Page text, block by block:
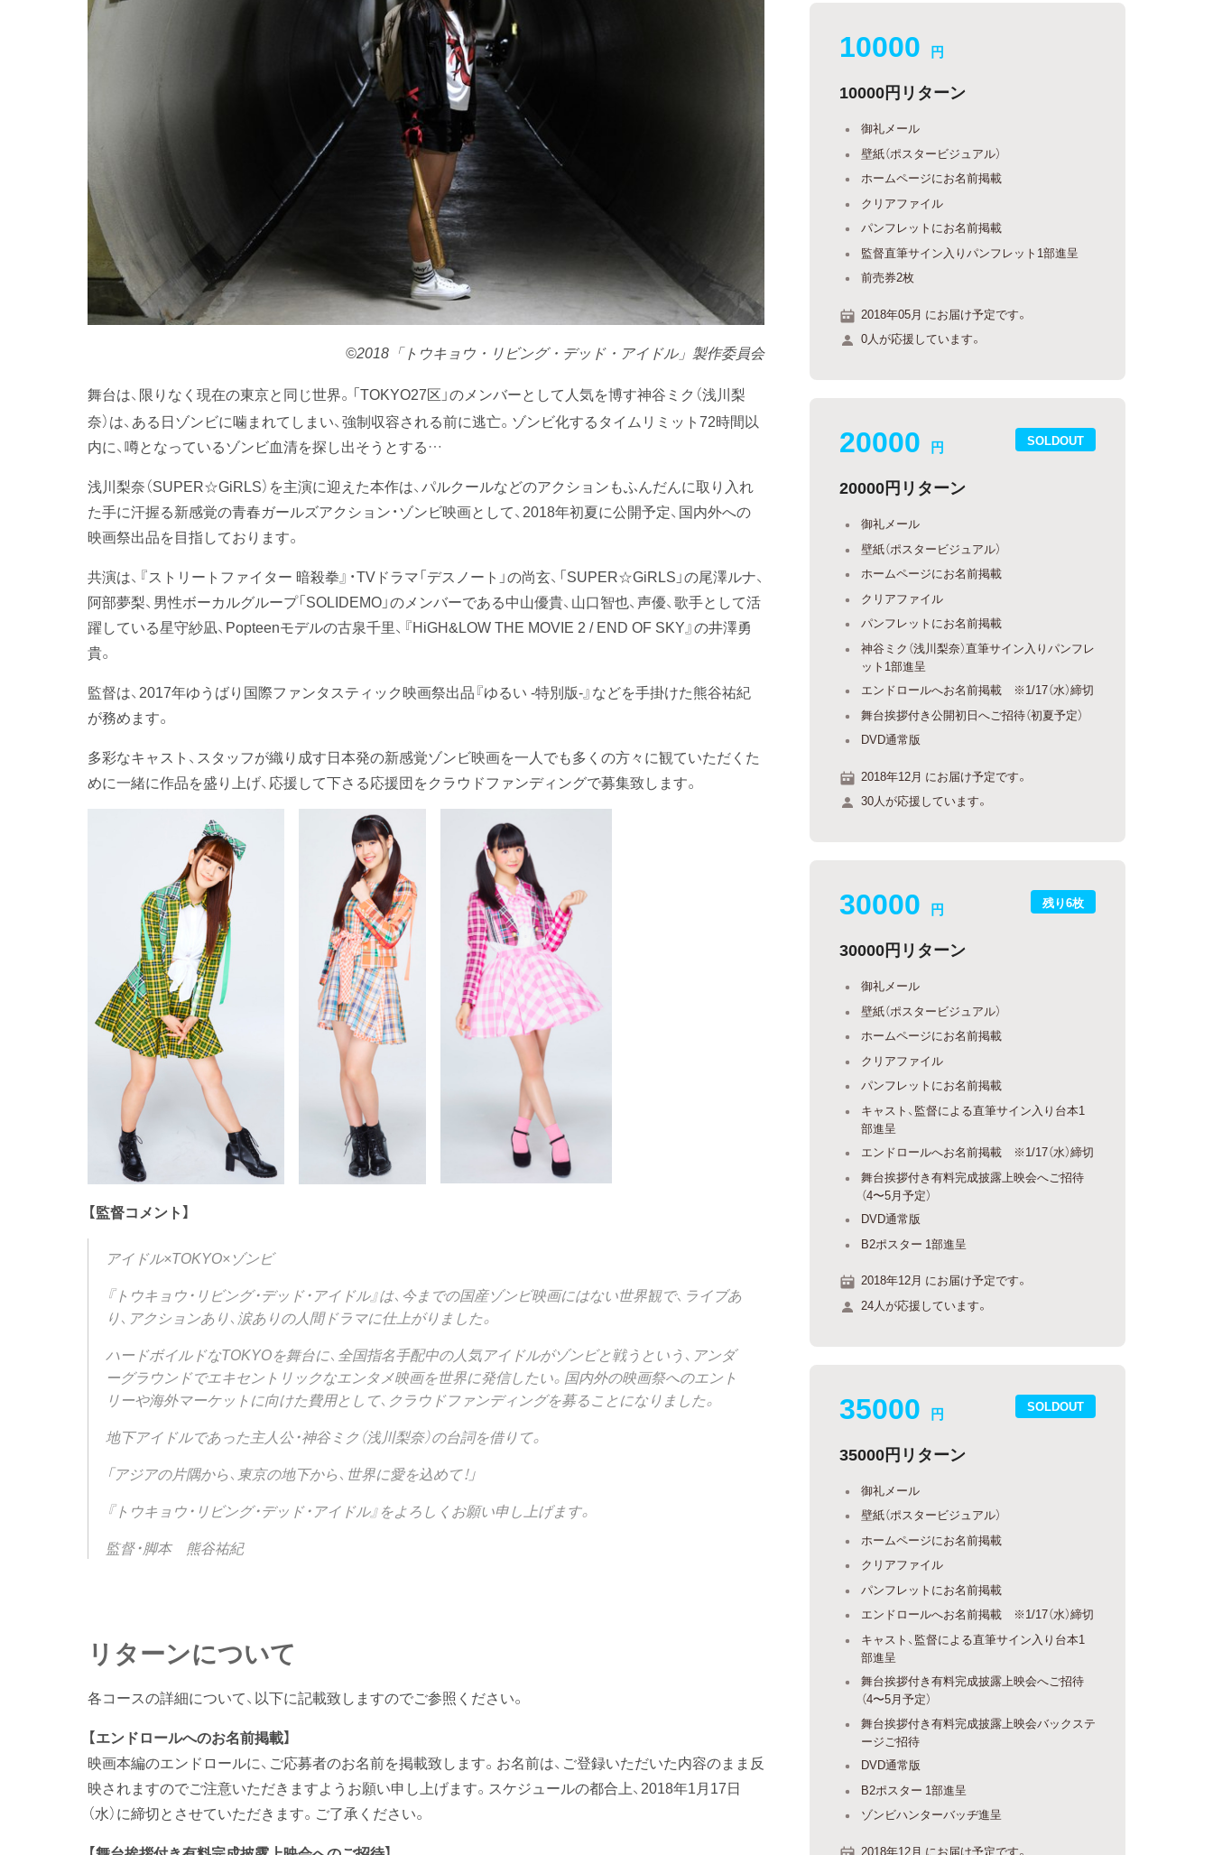
©2018「トウキョウ・リビング・デッド・アイドル」製作委員会
舞台は、限りなく現在の東京と同じ世界。「TOKYO27区」のメンバーとして人気を博す神谷ミク（浅川梨
奈）は、ある日ゾンビに噛まれてしまい、強制収容される前に逃亡。ゾンビ化するタイムリミット72時間以
内に、噂となっているゾンビ血清を探し出そうとする…
浅川梨奈（SUPER☆GiRLS）を主演に迎えた本作は、パルクールなどのアクションもふんだんに取り入れ
た手に汗握る新感覚の青春ガールズアクション・ゾンビ映画として、2018年初夏に公開予定、国内外への
映画祭出品を目指しております。
共演は、『ストリートファイター 暗殺拳』・TVドラマ「デスノート」の尚玄、「SUPER☆GiRLS」の尾澤ルナ、
阿部夢梨、男性ボーカルグループ「SOLIDEMO」のメンバーである中山優貴、山口智也、声優、歌手として活
躍している星守紗凪、Popteenモデルの古泉千里、『HiGH&LOW THE MOVIE 2 / END OF SKY』の井澤勇
貴。
監督は、2017年ゆうばり国際ファンタスティック映画祭出品『ゆるい -特別版-』などを手掛けた熊谷祐紀
が務めます。
多彩なキャスト、スタッフが織り成す日本発の新感覚ゾンビ映画を一人でも多くの方々に観ていただくた
めに一緒に作品を盛り上げ、応援して下さる応援団をクラウドファンディングで募集致します。
【監督コメント】
アイドル×TOKYO×ゾンビ
『トウキョウ・リビング・デッド・アイドル』は、今までの国産ゾンビ映画にはない世界観で、ライブあ
り、アクションあり、涙ありの人間ドラマに仕上がりました。
ハードボイルドなTOKYOを舞台に、全国指名手配中の人気アイドルがゾンビと戦うという、アンダ
ーグラウンドでエキセントリックなエンタメ映画を世界に発信したい。国内外の映画祭へのエント
リーや海外マーケットに向けた費用として、クラウドファンディングを募ることになりました。
地下アイドルであった主人公・神谷ミク（浅川梨奈）の台詞を借りて。
「アジアの片隅から、東京の地下から、世界に愛を込めて！」
『トウキョウ・リビング・デッド・アイドル』をよろしくお願い申し上げます。
監督・脚本 熊谷祐紀
リターンについて
各コースの詳細について、以下に記載致しますのでご参照ください。
【エンドロールへのお名前掲載】
映画本編のエンドロールに、ご応募者のお名前を掲載致します。お名前は、ご登録いただいた内容のまま反
映されますのでご注意いただきますようお願い申し上げます。スケジュールの都合上、2018年1月17日
（水）に締切とさせていただきます。ご了承ください。
10000 円
10000円リターン
御礼メール
壁紙（ポスタービジュアル）
ホームページにお名前掲載
クリアファイル
パンフレットにお名前掲載
監督直筆サイン入りパンフレット1部進呈
前売券2枚
2018年05月 にお届け予定です。
0人が応援しています。
SOLDOUT
20000 円
20000円リターン
御礼メール
壁紙（ポスタービジュアル）
ホームページにお名前掲載
クリアファイル
パンフレットにお名前掲載
神谷ミク（浅川梨奈）直筆サイン入りパンフレ
ット1部進呈
エンドロールへお名前掲載 ※1/17（水）締切
舞台挨拶付き公開初日へご招待（初夏予定）
DVD通常版
2018年12月 にお届け予定です。
30人が応援しています。
残り6枚
30000 円
30000円リターン
御礼メール
壁紙（ポスタービジュアル）
ホームページにお名前掲載
クリアファイル
パンフレットにお名前掲載
キャスト、監督による直筆サイン入り台本1
部進呈
エンドロールへお名前掲載 ※1/17（水）締切
舞台挨拶付き有料完成披露上映会へご招待
（4〜5月予定）
DVD通常版
B2ポスター 1部進呈
2018年12月 にお届け予定です。
24人が応援しています。
SOLDOUT
35000 円
35000円リターン
御礼メール
壁紙（ポスタービジュアル）
ホームページにお名前掲載
クリアファイル
パンフレットにお名前掲載
エンドロールへお名前掲載 ※1/17（水）締切
キャスト、監督による直筆サイン入り台本1
部進呈
舞台挨拶付き有料完成披露上映会へご招待
（4〜5月予定）
舞台挨拶付き有料完成披露上映会バックステ
ージご招待
DVD通常版
B2ポスター 1部進呈
ゾンビハンターバッヂ進呈
2018年12月 にお届け予定です。